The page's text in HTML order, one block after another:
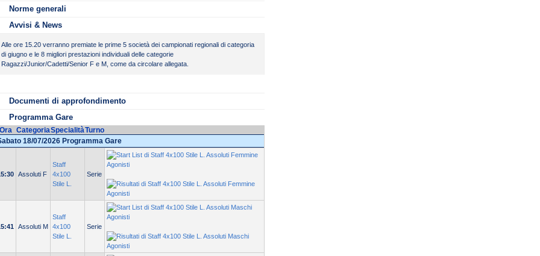
Norme generali
Avvisi & News
Alle ore 15.20 verranno premiate le prime 5 società dei campionati regionali di categoria
di giugno e le 8 migliori prestazioni individuali delle categorie
Ragazzi/Junior/Cadetti/Senior F e M, come da circolare allegata.
Documenti di approfondimento
Programma Gare
CategoriaSpecialitàTurno
18/07/2026 Programma Gare
Assoluti F
Staff
4x100
Stile L.
Serie
Assoluti M
Staff
4x100
Stile L.
Serie